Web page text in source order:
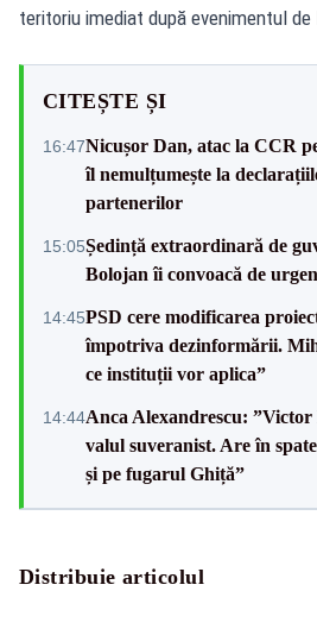
teritoriu imediat după evenimentul
CITEȘTE ȘI
16:47Nicușor Dan, atac la CCR
îl nemulțumește la
partenerilor
15:05Ședință extraordinară de
Bolojan îi convoacă de
14:45PSD cere modificarea
împotriva dezinformării.
ce instituții vor aplica”
14:44Anca Alexandrescu: ”Victor
valul suveranist. Are în
și pe fugarul Ghiță”
Distribuie articolul